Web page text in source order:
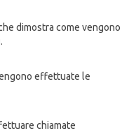
dimostra come vengono
effettuate le
chiamate